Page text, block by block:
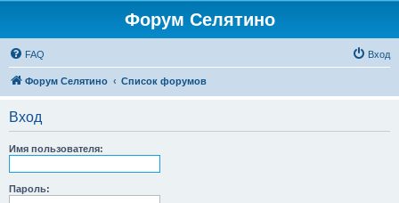
Форум Селятино
FAQ Вход
Форум Селятино Список форумов
Вход
Имя пользователя:
Пароль: